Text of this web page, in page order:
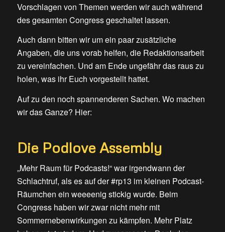
Vorschlagen von Themen werden wir auch während
des gesamten Congress geschaltet lassen.
Auch dann bitten wir um ein paar zusätzliche
Angaben, die uns vorab helfen, die Redaktionsarbeit
zu vereinfachen. Und am Ende ungefähr das raus zu
holen, was ihr Euch vorgestellt hattet.
Auf zu den noch spannenderen Sachen. Wo machen
wir das Ganze? Hier:
Die Podlove Assembly
„Mehr Raum für Podcasts!“ war irgendwann der
Schlachtruf, als es auf der #rp13 im kleinen Podcast-
Räumchen ein weeeenig stickig wurde. Beim
Congress haben wir zwar nicht mehr mit
Sommernebenwirkungen zu kämpfen. Mehr Platz